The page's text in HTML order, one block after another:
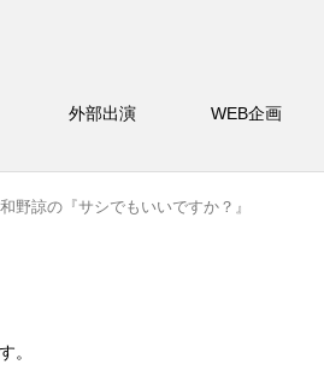
報 外部出演 WEB企画
野諒の『サシでもいいですか？』
。